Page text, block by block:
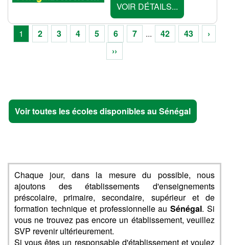
VOIR DÉTAILS...
1 2 3 4 5 6 7 ... 42 43
›
››
Voir toutes les écoles disponibles au Sénégal
Chaque jour, dans la mesure du possible, nous
ajoutons des établissements d'enseignements
préscolaire, primaire, secondaire, supérieur et de
formation technique et professionnelle auSénégal. Si
vous ne trouvez pas encore un établissement, veuillez
SVP revenir ultérieurement.
Si vous êtes un responsable d'établissement et voulez